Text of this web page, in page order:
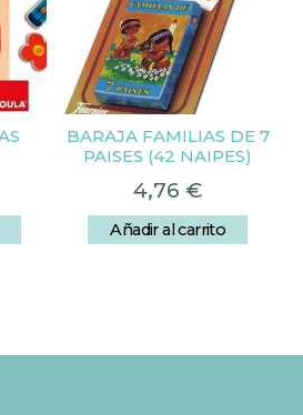
BARAJA FAMILIAS DE 7
PAISES (42 NAIPES)
4,76 €
Añadir al carrito